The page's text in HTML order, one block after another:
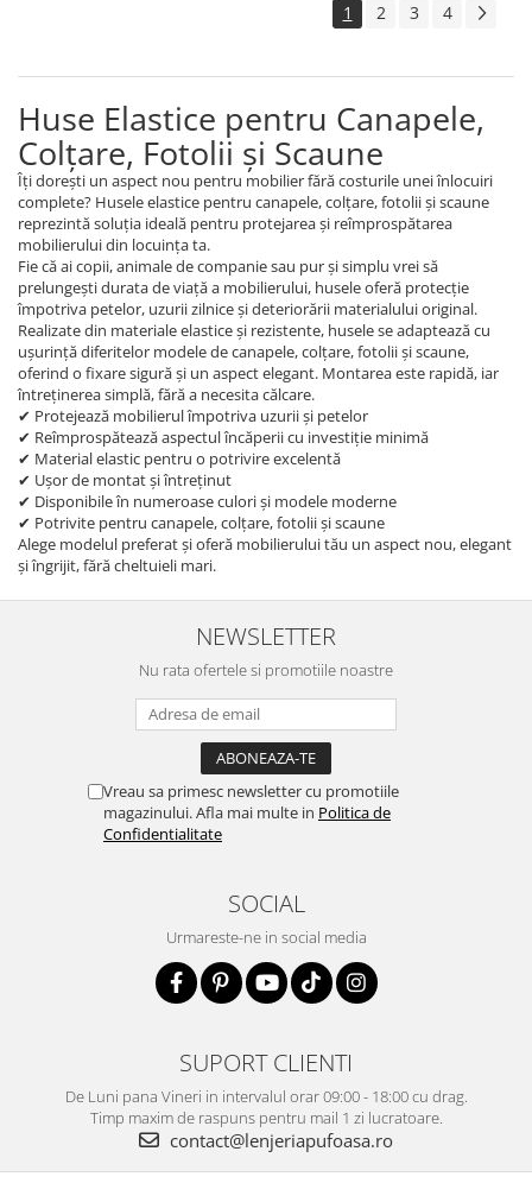
1 2 3 4
Huse Elastice pentru Canapele,
Colțare, Fotolii și Scaune
Îți dorești un aspect nou pentru mobilier fără costurile unei înlocuiri
complete? Husele elastice pentru canapele, colțare, fotolii și scaune
reprezintă soluția ideală pentru protejarea și reîmprospătarea
mobilierului din locuința ta.
Fie că ai copii, animale de companie sau pur și simplu vrei să
prelungești durata de viață a mobilierului, husele oferă protecție
împotriva petelor, uzurii zilnice și deteriorării materialului original.
Realizate din materiale elastice și rezistente, husele se adaptează cu
ușurință diferitelor modele de canapele, colțare, fotolii și scaune,
oferind o fixare sigură și un aspect elegant. Montarea este rapidă, iar
întreținerea simplă, fără a necesita călcare.
✔ Protejează mobilierul împotriva uzurii și petelor
✔ Reîmprospătează aspectul încăperii cu investiție minimă
✔ Material elastic pentru o potrivire excelentă
✔ Ușor de montat și întreținut
✔ Disponibile în numeroase culori și modele moderne
✔ Potrivite pentru canapele, colțare, fotolii și scaune
Alege modelul preferat și oferă mobilierului tău un aspect nou, elegant
și îngrijit, fără cheltuieli mari.
NEWSLETTER
Nu rata ofertele si promotiile noastre
Vreau sa primesc newsletter cu promotiile
magazinului. Afla mai multe in Politica de
Confidentialitate
SOCIAL
Urmareste-ne in social media
SUPORT CLIENTI
De Luni pana Vineri in intervalul orar 09:00 - 18:00 cu drag.
Timp maxim de raspuns pentru mail 1 zi lucratoare.
contact@lenjeriapufoasa.ro